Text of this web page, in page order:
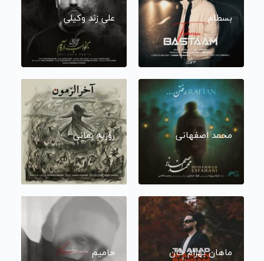
بسطام علی زند وکیلی
محمد اصفهانی روزبه بمانی
ماهان بهرام خان حامیم